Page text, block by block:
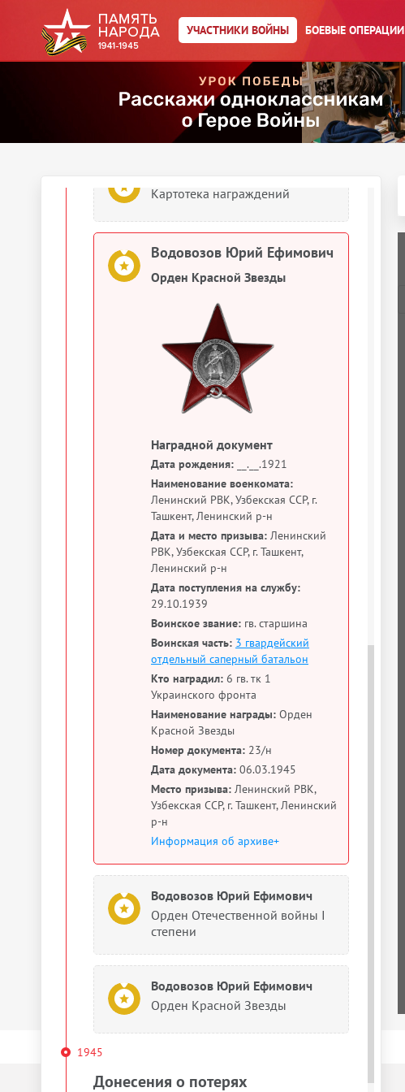
УЧАСТНИКИ ВОЙНЫ БОЕВЫЕ ОПЕРАЦИИ
Орден Отечественной войны I
степени
Водовозов Юрий Ефимович
Картотека награждений
Картотека награждений
Водовозов Юрий Ефимович
Орден Красной Звезды
Наградной документ
Дата рождения: __.__.1921
Наименование военкомата:
Ленинский РВК, Узбекская ССР, г.
Ташкент, Ленинский р-н
Дата и место призыва: Ленинский
РВК, Узбекская ССР, г. Ташкент,
Ленинский р-н
Дата поступления на службу:
29.10.1939
Воинское звание: гв. старшина
Воинская часть: 3 гвардейский
отдельный саперный батальон
Кто наградил: 6 гв. тк 1
Украинского фронта
Наименование награды: Орден
Красной Звезды
Номер документа: 23/н
Дата документа: 06.03.1945
Место призыва: Ленинский РВК,
Узбекская ССР, г. Ташкент, Ленинский
р-н
Информация об архиве+
Водовозов Юрий Ефимович
Орден Отечественной войны I
степени
Водовозов Юрий Ефимович
Орден Красной Звезды
1945
Донесения о потерях